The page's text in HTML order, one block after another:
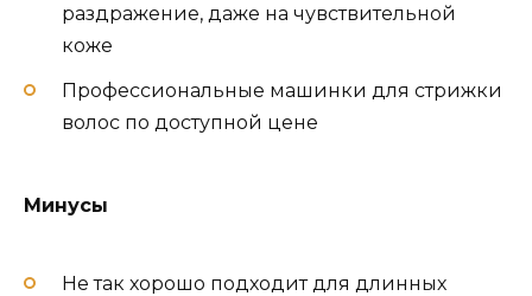
раздражение, даже на чувствительной
коже
Профессиональные машинки для стрижки
волос по доступной цене
Минусы
Не так хорошо подходит для длинных